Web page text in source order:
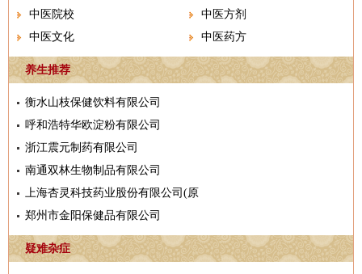
中医院校
中医方剂
中医文化
中医药方
养生推荐
衡水山枝保健饮料有限公司
呼和浩特华欧淀粉有限公司
浙江震元制药有限公司
南通双林生物制品有限公司
上海杏灵科技药业股份有限公司(原
郑州市金阳保健品有限公司
疑难杂症